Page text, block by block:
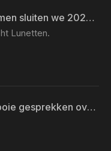
Kennisbijeenkomst – Samen sluiten we 2026 af
Lunetten.
Terugblik op de ALV: mooie gesprekken over de toekomst van ons vak